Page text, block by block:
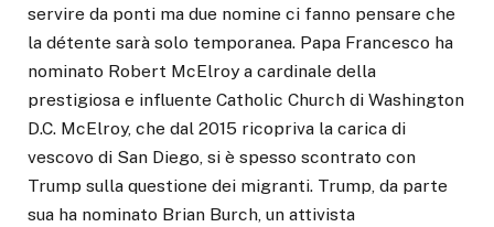
servire da ponti ma due nomine ci fanno pensare che
la détente sarà solo temporanea. Papa Francesco ha
nominato Robert McElroy a cardinale della
prestigiosa e influente Catholic Church di Washington
D.C. McElroy, che dal 2015 ricopriva la carica di
vescovo di San Diego, si è spesso scontrato con
Trump sulla questione dei migranti. Trump, da parte
sua ha nominato Brian Burch, un attivista